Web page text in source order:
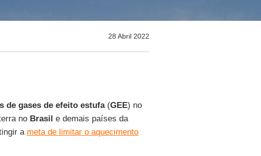
28 Abril 2022
de gases de efeito estufa(GEE) no
no Brasil e demais países da
a meta de limitar o aquecimento